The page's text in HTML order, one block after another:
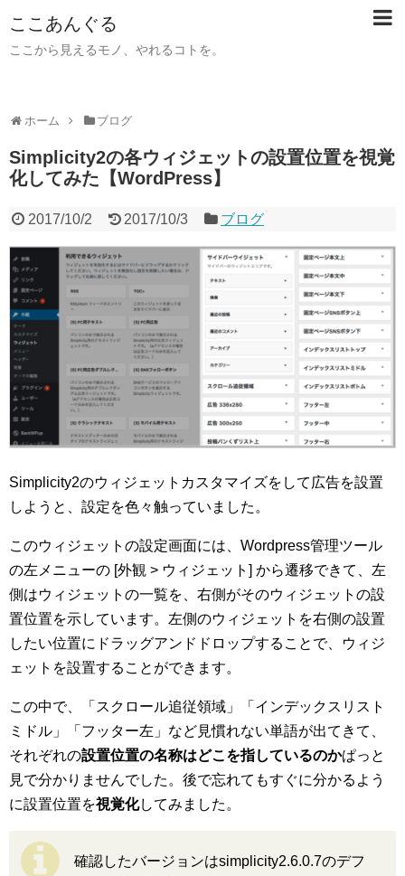
ここあんぐる
ここから見えるモノ、やれるコトを。
ホーム ブログ
Simplicity2の各ウィジェットの設置位置を視覚
化してみた【WordPress】
2017/10/2 2017/10/3 ブログ
Simplicity2のウィジェットカスタマイズをして広告を設置
しようと、設定を色々触っていました。
このウィジェットの設定画面には、Wordpress管理ツール
の左メニューの [外観 > ウィジェット] から遷移できて、左
側はウィジェットの一覧を、右側がそのウィジェットの設
置位置を示しています。左側のウィジェットを右側の設置
したい位置にドラッグアンドドロップすることで、ウィジ
ェットを設置することができます。
この中で、「スクロール追従領域」「インデックスリスト
ミドル」「フッター左」など見慣れない単語が出てきて、
それぞれの設置位置の名称はどこを指しているのかぱっと
見で分かりませんでした。後で忘れてもすぐに分かるよう
に設置位置を視覚化してみました。
確認したバージョンはsimplicity2.6.0.7のデフ